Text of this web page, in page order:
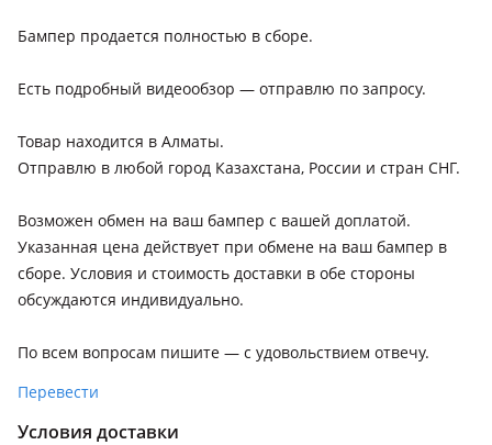
Бампер продается полностью в сборе.
Есть подробный видеообзор — отправлю по запросу.
Товар находится в Алматы.
Отправлю в любой город Казахстана, России и стран СНГ.
Возможен обмен на ваш бампер с вашей доплатой.
Указанная цена действует при обмене на ваш бампер в
сборе. Условия и стоимость доставки в обе стороны
обсуждаются индивидуально.
По всем вопросам пишите — с удовольствием отвечу.
Перевести
Условия доставки